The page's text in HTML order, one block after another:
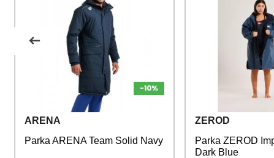
ARENA
Parka ARENA Team Solid Navy
ZEROD
Parka ZEROD
Dark Blue